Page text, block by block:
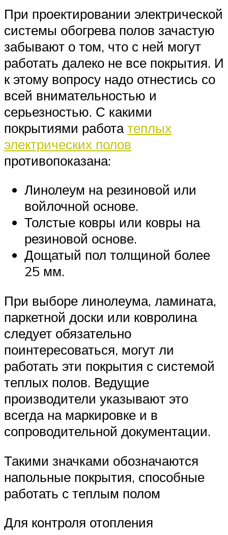
При проектировании электрической
системы обогрева полов зачастую
забывают о том, что с ней могут
работать далеко не все покрытия. И
к этому вопросу надо отнестись со
всей внимательностью и
серьезностью. С какими
покрытиями работатеплых
электрических полов
противопоказана:
Линолеум на резиновой или
войлочной основе.
Толстые ковры или ковры на
резиновой основе.
Дощатый пол толщиной более
25 мм.
При выборе линолеума, ламината,
паркетной доски или ковролина
следует обязательно
поинтересоваться, могут ли
работать эти покрытия с системой
теплых полов. Ведущие
производители указывают это
всегда на маркировке и в
сопроводительной документации.
Такими значками обозначаются
напольные покрытия, способные
работать с теплым полом
Для контроля отопления